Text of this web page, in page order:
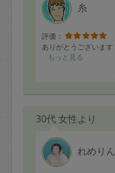
糸
評価：
ありがとうございます
もっと見る
30代 女性より
れめりん